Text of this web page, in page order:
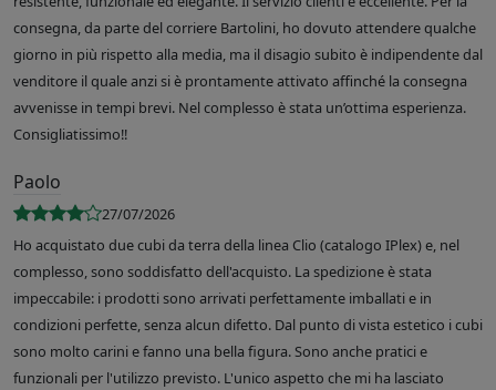
consegna, da parte del corriere Bartolini, ho dovuto attendere qualche
giorno in più rispetto alla media, ma il disagio subito è indipendente dal
venditore il quale anzi si è prontamente attivato affinché la consegna
avvenisse in tempi brevi. Nel complesso è stata un’ottima esperienza.
Consigliatissimo!!
Paolo
27/07/2026
Ho acquistato due cubi da terra della linea Clio (catalogo IPlex) e, nel
complesso, sono soddisfatto dell'acquisto. La spedizione è stata
impeccabile: i prodotti sono arrivati perfettamente imballati e in
condizioni perfette, senza alcun difetto. Dal punto di vista estetico i cubi
sono molto carini e fanno una bella figura. Sono anche pratici e
funzionali per l'utilizzo previsto. L'unico aspetto che mi ha lasciato